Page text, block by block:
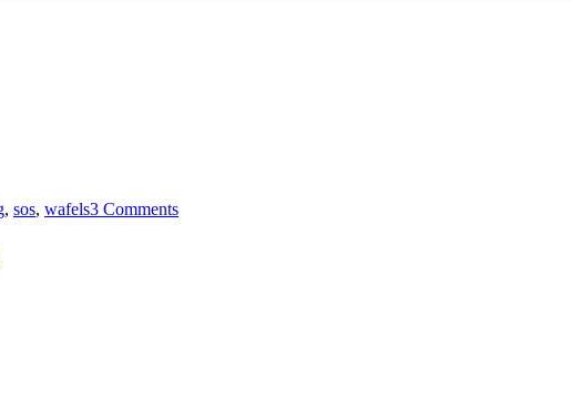
, sos, wafels3 Commentswafels